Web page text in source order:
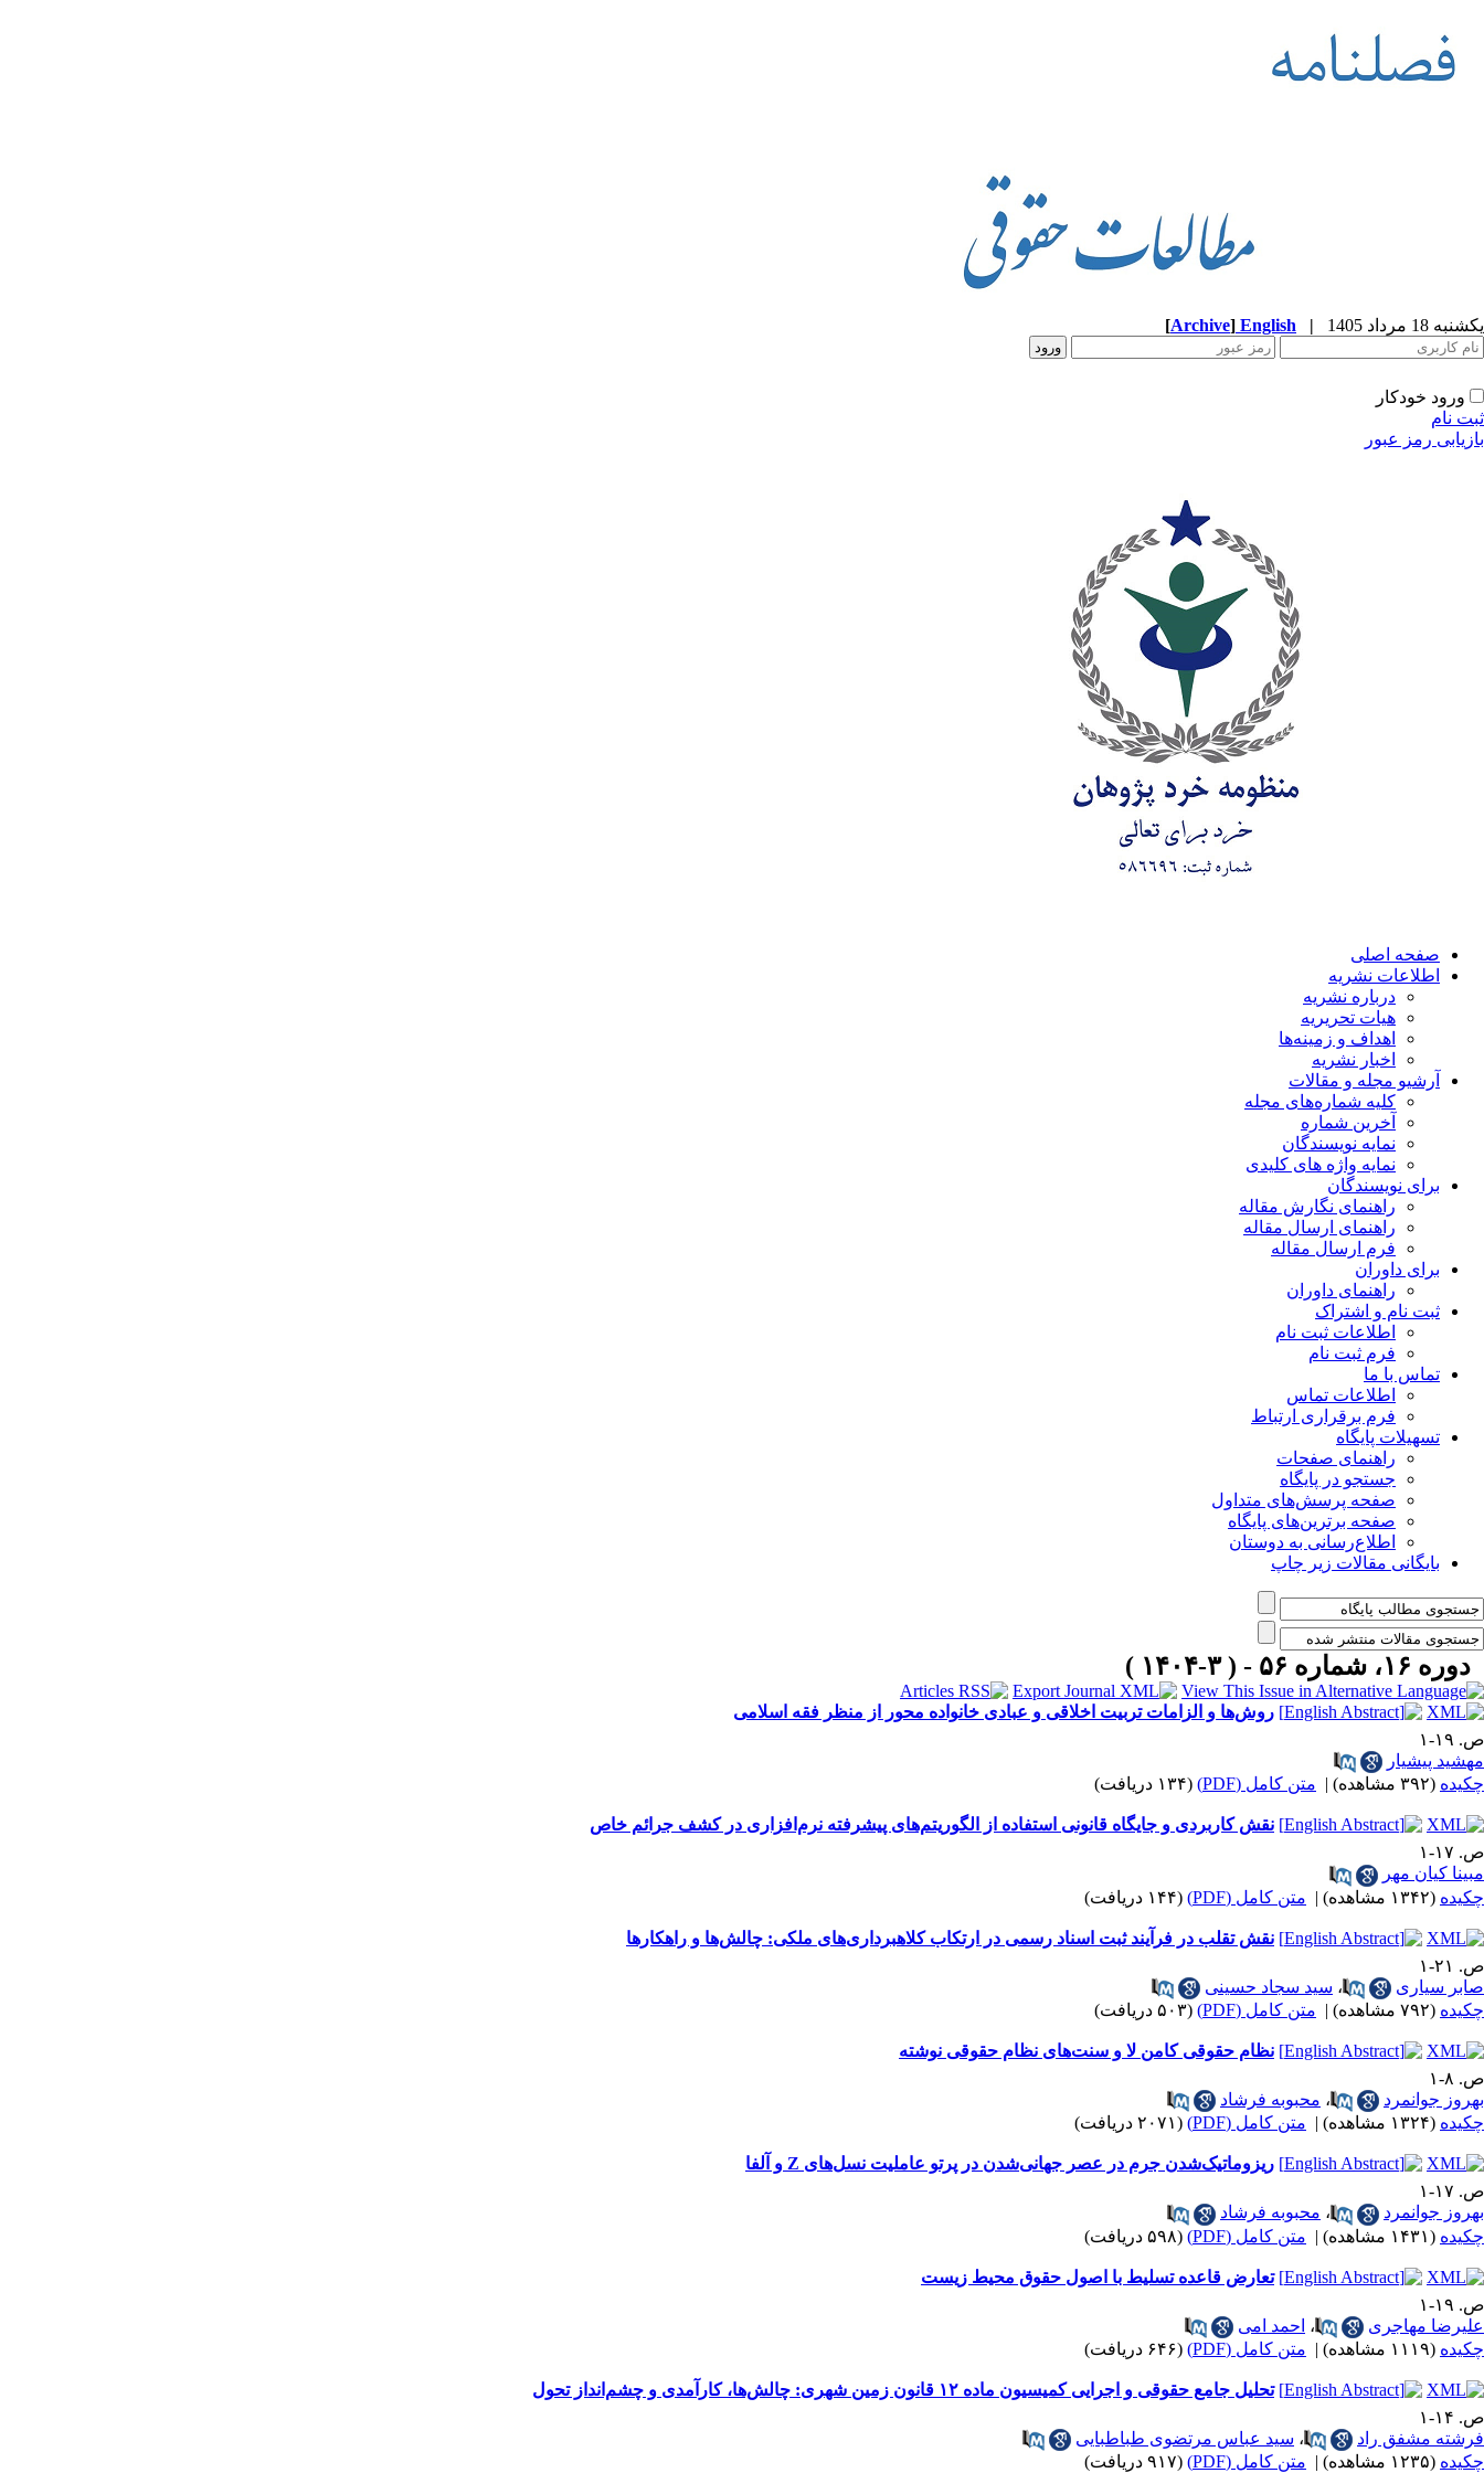
یکشنبه 18 مرداد 1405 |
English
[Archive]
ورود خودکار
ثبت نام
بازیابی رمز عبور
صفحه اصلی
اطلاعات نشریه
درباره نشریه
هیات تحریریه
اهداف و زمینه‌ها
اخبار نشریه
آرشیو مجله و مقالات
کلیه شماره‌های مجله
آخرین شماره
نمایه نویسندگان
نمایه واژه های کلیدی
برای نویسندگان
راهنمای نگارش مقاله
راهنمای ارسال مقاله
فرم ارسال مقاله
برای داوران
راهنمای داوران
ثبت نام و اشتراک
اطلاعات ثبت نام
فرم ثبت نام
تماس با ما
اطلاعات تماس
فرم برقراری ارتباط
تسهیلات پایگاه
راهنمای صفحات
جستجو در پایگاه
صفحه پرسش‌های متداول
صفحه برترین‌های پایگاه
اطلاع‌رسانی به دوستان
بایگانی مقالات زیر چاپ
دوره ۱۶، شماره ۵۶ - ( ۳-۱۴۰۴ )
روش‌ها و الزامات تربیت اخلاقی و عبادی خانواده محور از منظر فقه اسلامی
ص. ۱۹-۱
مهشید پیشیار
چکیده (۳۹۲ مشاهده) | متن کامل (PDF) (۱۳۴ دریافت)
نقش کاربردی و جایگاه قانونی استفاده از الگوریتم‌های پیشرفته نرم‌افزاری در کشف جرائم خاص
ص. ۱۷-۱
مبینا کیان مهر
چکیده (۱۳۴۲ مشاهده) | متن کامل (PDF) (۱۴۴ دریافت)
نقش تقلب در فرآیند ثبت اسناد رسمی در ارتکاب کلاهبرداری‌های ملکی: چالش‌ها و راهکارها
ص. ۲۱-۱
صابر سیاری
، سید سجاد حسینی
چکیده (۷۹۲ مشاهده) | متن کامل (PDF) (۵۰۳ دریافت)
نظام حقوقی کامن لا و سنت‌های نظام حقوقی نوشته
ص. ۸-۱
بهروز جوانمرد
، محبوبه فرشاد
چکیده (۱۳۲۴ مشاهده) | متن کامل (PDF) (۲۰۷۱ دریافت)
ریزوماتیک‌شدن جرم در عصر جهانی‌شدن در پرتو عاملیت نسل‌های Z و آلفا
ص. ۱۷-۱
بهروز جوانمرد
، محبوبه فرشاد
چکیده (۱۴۳۱ مشاهده) | متن کامل (PDF) (۵۹۸ دریافت)
تعارض قاعده تسلیط با اصول حقوق محیط زیست
ص. ۱۹-۱
علیرضا مهاجری
، احمد امی
چکیده (۱۱۱۹ مشاهده) | متن کامل (PDF) (۶۴۶ دریافت)
تحلیل جامع حقوقی و اجرایی کمیسیون ماده ۱۲ قانون زمین شهری: چالش‌ها، کارآمدی و چشم‌انداز تحول
ص. ۱۴-۱
فرشته مشفق راد
، سید عباس مرتضوی طباطبایی
چکیده (۱۲۳۵ مشاهده) | متن کامل (PDF) (۹۱۷ دریافت)